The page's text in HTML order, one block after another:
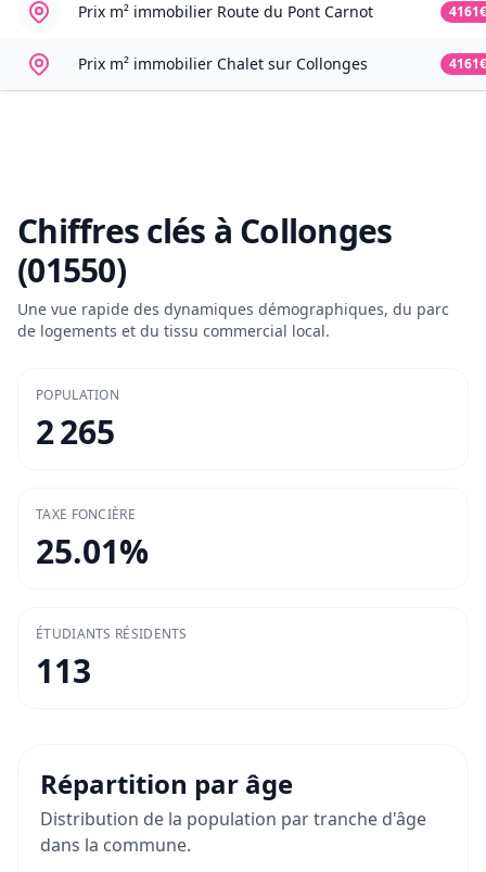
Prix m² immobilier Route du Pont Carnot 4161€
Prix m² immobilier Chalet sur Collonges 4161€
Chiffres clés à Collonges
(01550)
Une vue rapide des dynamiques démographiques, du parc
de logements et du tissu commercial local.
POPULATION
2 265
TAXE FONCIÈRE
25.01%
ÉTUDIANTS RÉSIDENTS
113
Répartition par âge
Distribution de la population par tranche d'âge
dans la commune.